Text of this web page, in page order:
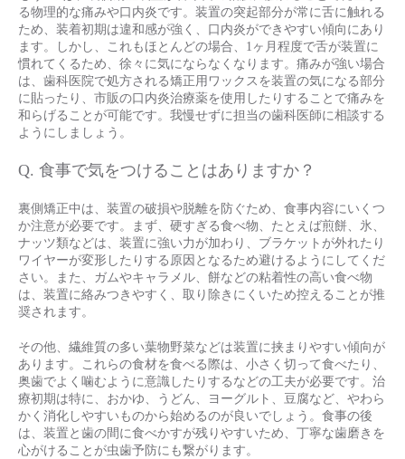
る物理的な痛みや口内炎です。装置の突起部分が常に舌に触れる
ため、装着初期は違和感が強く、口内炎ができやすい傾向にあり
ます。しかし、これもほとんどの場合、1ヶ月程度で舌が装置に
慣れてくるため、徐々に気にならなくなります。痛みが強い場合
は、歯科医院で処方される矯正用ワックスを装置の気になる部分
に貼ったり、市販の口内炎治療薬を使用したりすることで痛みを
和らげることが可能です。我慢せずに担当の歯科医師に相談する
ようにしましょう。
Q. 食事で気をつけることはありますか？
裏側矯正中は、装置の破損や脱離を防ぐため、食事内容にいくつ
か注意が必要です。まず、硬すぎる食べ物、たとえば煎餅、氷、
ナッツ類などは、装置に強い力が加わり、ブラケットが外れたり
ワイヤーが変形したりする原因となるため避けるようにしてくだ
さい。また、ガムやキャラメル、餅などの粘着性の高い食べ物
は、装置に絡みつきやすく、取り除きにくいため控えることが推
奨されます。
その他、繊維質の多い葉物野菜などは装置に挟まりやすい傾向が
あります。これらの食材を食べる際は、小さく切って食べたり、
奥歯でよく噛むように意識したりするなどの工夫が必要です。治
療初期は特に、おかゆ、うどん、ヨーグルト、豆腐など、やわら
かく消化しやすいものから始めるのが良いでしょう。食事の後
は、装置と歯の間に食べかすが残りやすいため、丁寧な歯磨きを
心がけることが虫歯予防にも繋がります。